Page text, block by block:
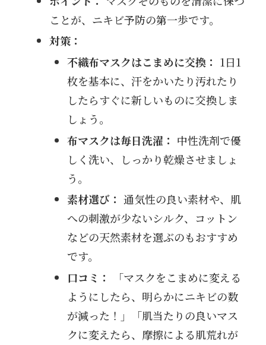
ことが、ニキビ予防の第一歩です。
対策：
不織布マスクはこまめに交換： 1日1
枚を基本に、汗をかいたり汚れたり
したらすぐに新しいものに交換しま
しょう。
布マスクは毎日洗濯： 中性洗剤で優
しく洗い、しっかり乾燥させましょ
う。
素材選び： 通気性の良い素材や、肌
への刺激が少ないシルク、コットン
などの天然素材を選ぶのもおすすめ
です。
口コミ：
「マスクをこまめに変える
ようにしたら、明らかにニキビの数
が減った！」「肌当たりの良いマス
クに変えたら、摩擦による肌荒れが